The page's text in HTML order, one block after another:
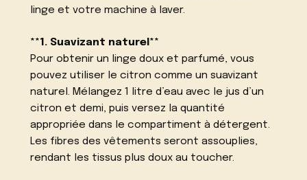
linge et votre machine à laver.
**1. Suavizant naturel**
Pour obtenir un linge doux et parfumé, vous
pouvez utiliser le citron comme un suavizant
naturel. Mélangez 1 litre d’eau avec le jus d’un
citron et demi, puis versez la quantité
appropriée dans le compartiment à détergent.
Les fibres des vêtements seront assouplies,
rendant les tissus plus doux au toucher.